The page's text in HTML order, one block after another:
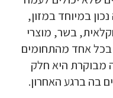
במיוחד במזון,
בשר, מוצרי
בכל אחד מהתחומים
מבוקרת היא חלק
בה ברגע האחרון.